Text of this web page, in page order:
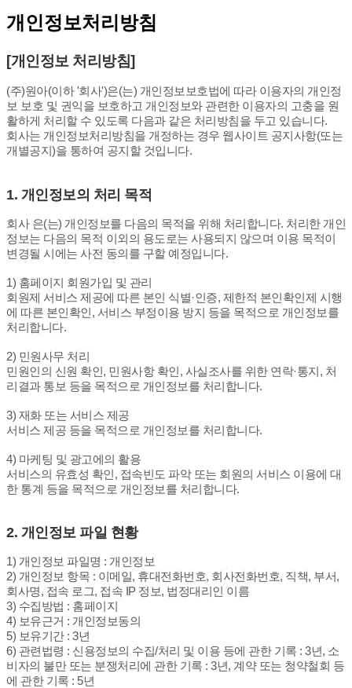
개인정보처리방침
[개인정보 처리방침]
(주)원아(이하 '회사')은(는) 개인정보보호법에 따라 이용자의 개인정
보 보호 및 권익을 보호하고 개인정보와 관련한 이용자의 고충을 원
활하게 처리할 수 있도록 다음과 같은 처리방침을 두고 있습니다.
회사는 개인정보처리방침을 개정하는 경우 웹사이트 공지사항(또는
개별공지)을 통하여 공지할 것입니다.
1. 개인정보의 처리 목적
회사 은(는) 개인정보를 다음의 목적을 위해 처리합니다. 처리한 개인
정보는 다음의 목적 이외의 용도로는 사용되지 않으며 이용 목적이
변경될 시에는 사전 동의를 구할 예정입니다.
1) 홈페이지 회원가입 및 관리
회원제 서비스 제공에 따른 본인 식별·인증, 제한적 본인확인제 시행
에 따른 본인확인, 서비스 부정이용 방지 등을 목적으로 개인정보를
처리합니다.
2) 민원사무 처리
민원인의 신원 확인, 민원사항 확인, 사실조사를 위한 연락·통지, 처
리결과 통보 등을 목적으로 개인정보를 처리합니다.
3) 재화 또는 서비스 제공
서비스 제공 등을 목적으로 개인정보를 처리합니다.
4) 마케팅 및 광고에의 활용
서비스의 유효성 확인, 접속빈도 파악 또는 회원의 서비스 이용에 대
한 통계 등을 목적으로 개인정보를 처리합니다.
2. 개인정보 파일 현황
1) 개인정보 파일명 : 개인정보
2) 개인정보 항목 : 이메일, 휴대전화번호, 회사전화번호, 직책, 부서,
회사명, 접속 로그, 접속 IP 정보, 법정대리인 이름
3) 수집방법 : 홈페이지
4) 보유근거 : 개인정보동의
5) 보유기간 : 3년
6) 관련법령 : 신용정보의 수집/처리 및 이용 등에 관한 기록 : 3년, 소
비자의 불만 또는 분쟁처리에 관한 기록 : 3년, 계약 또는 청약철회 등
에 관한 기록 : 5년